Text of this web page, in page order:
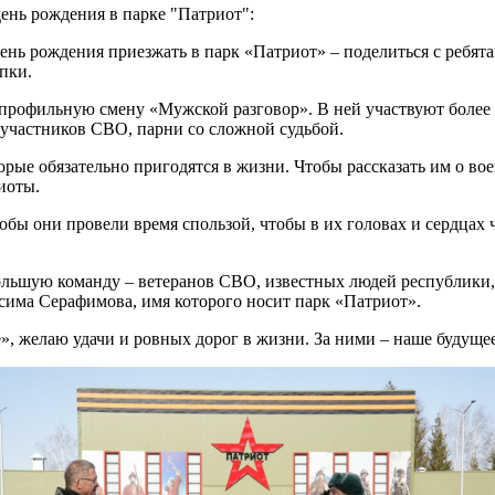
рождения в парке "Патриот":
рождения приезжать в парк «Патриот» – поделиться с
смену «Мужской разговор». В ней участвуют более
СВО, парни со сложной судьбой.
обязательно пригодятся в жизни. Чтобы рассказать им о
они провели время спользой, чтобы в их головах и
команду – ветеранов СВО, известных людей
Серафимова, имя которого носит парк «Патриот».
желаю удачи и ровных дорог в жизни. За ними – наше